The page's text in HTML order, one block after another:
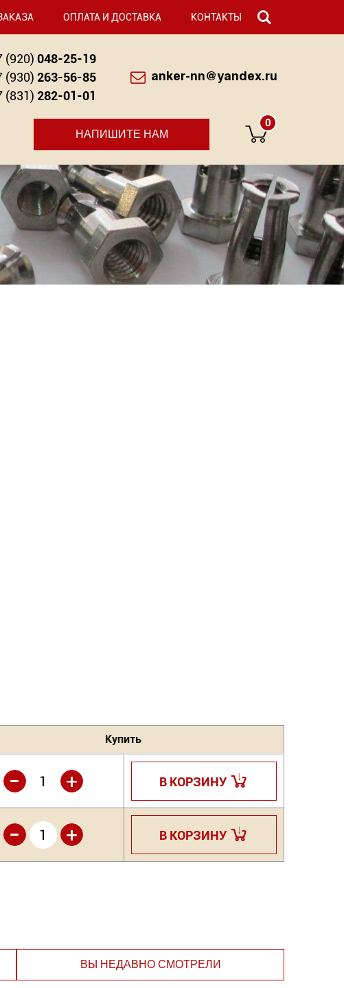
ОПЛАТА И ДОСТАВКА КОНТАКТЫ
(920) 048-25-19
(930) 263-56-85
(831) 282-01-01
anker-nn@yandex.ru
НАПИШИТЕ НАМ
0
Купить
+
- В КОРЗИНУ
+
- В КОРЗИНУ
ВЫ НЕДАВНО СМОТРЕЛИ